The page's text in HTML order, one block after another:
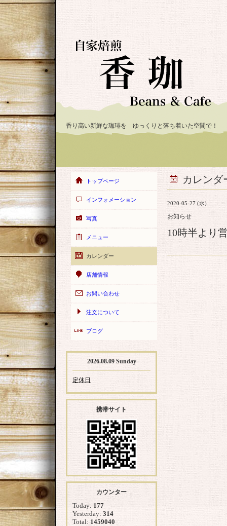
香り高い新鮮な珈琲を ゆっくりと落ち着いた空間で！
カレンダ
2020-05-27 (水)
お知らせ
10時半より
トップページ
インフォメーション
写真
メニュー
カレンダー
店舗情報
お問い合わせ
注文について
ブログ
2026.08.09 Sunday
定休日
携帯サイト
カウンター
Today: 177
Yesterday: 314
Total: 1459040